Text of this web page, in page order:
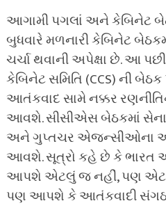
આગામી પગલાં અને કેબિનેટ
બુધવારે મળનારી કેબિનેટ
ચર્ચા થવાની અપેક્ષા છે. આ
કેબિનેટ સમિતિ (CCS) ની
આતંકવાદ સામે નક્કર
આવશે. સીસીએસ બેઠકમાં
અને ગુપ્તચર એજન્સીઓના
આવશે. સૂત્રો કહે છે કે ભારત
આપશે એટલું જ નહીં, પણ
પણ આપશે કે આતંકવાદી